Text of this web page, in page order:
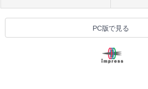
PC版で見る